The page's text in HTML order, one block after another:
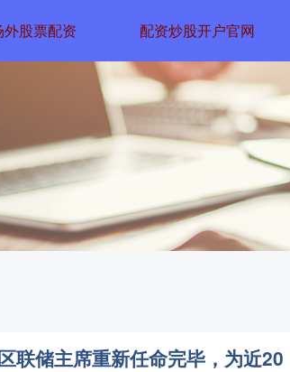
外股票配资 配资炒股开户官网
联储主席重新任命完毕，为近20